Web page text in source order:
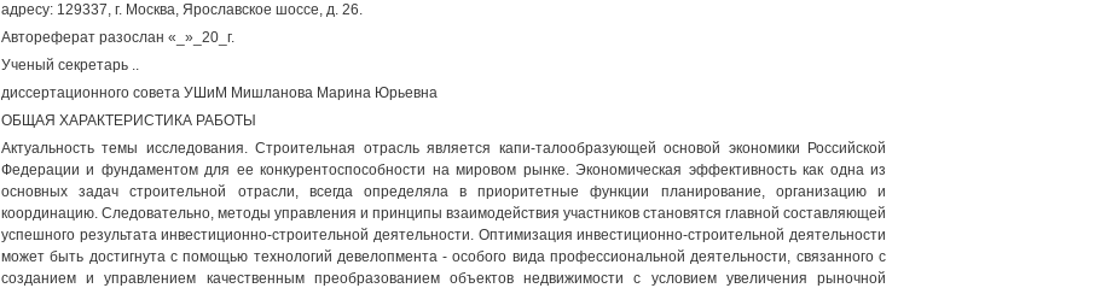
адресу: 129337, г. Москва, Ярославское шоссе, д. 26.
Автореферат разослан «_»_20_г.
Ученый секретарь ..
диссертационного совета УШиМ Мишланова Марина Юрьевна
ОБЩАЯ ХАРАКТЕРИСТИКА РАБОТЫ
Актуальность темы исследования. Строительная отрасль является капи-талообразующей основой экономики Российской
Федерации и фундаментом для ее конкурентоспособности на мировом рынке. Экономическая эффективность как одна из
основных задач строительной отрасли, всегда определяла в приоритетные функции планирование, организацию и
координацию. Следовательно, методы управления и принципы взаимодействия участников становятся главной составляющей
успешного результата инвестиционно-строительной деятельности. Оптимизация инвестиционно-строительной деятельности
может быть достигнута с помощью технологий девелопмента - особого вида профессиональной деятельности, связанного с
созданием и управлением качественным преобразованием объектов недвижимости с условием увеличения рыночной